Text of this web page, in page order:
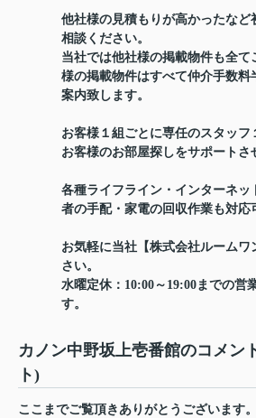
他社様の見積もりが高かったなど
相談ください。
当社では他社様の掲載物件も全て
様の掲載物件はすべて仲介手数料
案内致します。
お客様１組ごとに専任のスタッフ
お客様のお部屋探しをサポートさ
各種ライフライン・インターネッ
者の手配・家電の回収作業も対応
お気軽に当社【株式会社ルームワ
さい。
水曜定休：10:00～19:00までの営
す。
カノン中野坂上壱番館のコメン
ト)
ここまでご覧頂きありがとうございます。